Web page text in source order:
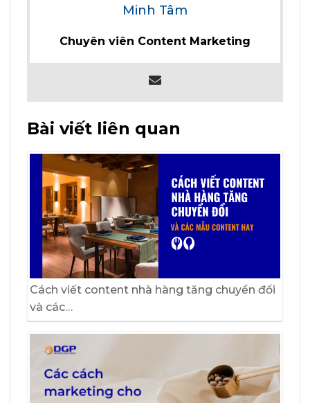
Minh Tâm
Chuyên viên Content Marketing
Bài viết liên quan
Cách viết content nhà hàng tăng chuyển đổi
và các…